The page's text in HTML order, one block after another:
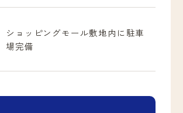
ショッピングモール敷地内に駐車
場完備